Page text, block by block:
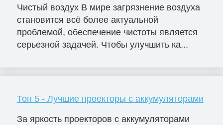
Чистый воздух В мире загрязнение воздуха
становится всё более актуальной
проблемой, обеспечение чистоты является
серьезной задачей. Чтобы улучшить ка...
Топ 5 - Лучшие проекторы с аккумуляторами
За яркость проекторов с аккумуляторами